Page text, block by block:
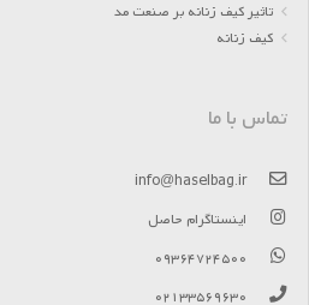
تاثیر کیف زنانه بر صنعت مد
کیف زنانه
تماس با ما
info@haselbag.ir
اینستاگرام حاصل
09364724500
02133569630